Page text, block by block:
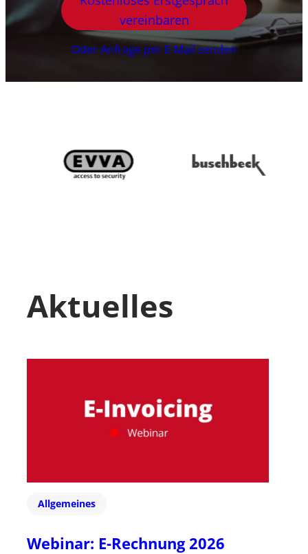
vereinbaren
Oder Anfrage per E-Mail senden
Aktuelles
Allgemeines
Webinar: E-Rechnung 2026